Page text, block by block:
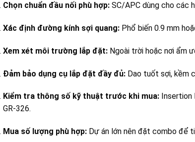
Chọn chuẩn đầu nối phù hợp:SC/APC dùng cho các
Xác định đường kính sợi quang:Phổ biến 0.9 mm
Xem xét môi trường lắp đặt:Ngoài trời hoặc nơi ẩm
Đảm bảo dụng cụ lắp đặt đầy đủ:Dao tuốt sợi, kềm
Kiểm tra thông số kỹ thuật trước khi mua:Insertion
GR-326.
Mua số lượng phù hợp:Dự án lớn nên đặt combo để